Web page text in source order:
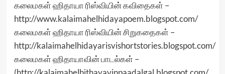
கலைமகள் ஹிதாயா ரிஸ்வியின் கவிதைகள் –
http://www.kalaimahelhidayapoem.blogspot.com/
கலைமகள் ஹிதாயா ரிஸ்வியின் சிறுகதைகள் –
http://kalaimahelhidayarisvishortstories.blogspot.com/
கலைமகள் ஹிதாயாவின் பாடல்கள் –